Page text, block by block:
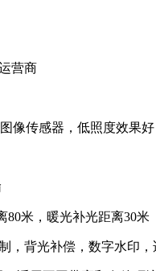
营商
传感器，低照度效果好
米，暖光补光距离30米
背光补偿，数字水印，